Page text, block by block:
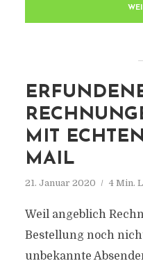
MIT
MAIL
21. Januar 2020 4 Min.
Weil angeblich
Bestellung noch
unbekannte